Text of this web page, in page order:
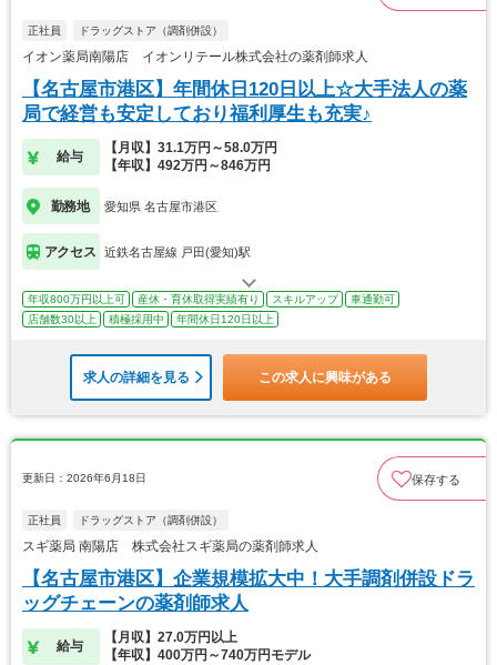
正社員 ドラッグストア（調剤併設）
イオン薬局南陽店 イオンリテール株式会社の薬剤師求人
【名古屋市港区】年間休日120日以上☆大手法人の薬
局で経営も安定しており福利厚生も充実♪
給与
【月収】31.1万円～58.0万円
【年収】492万円～846万円
勤務地 愛知県 名古屋市港区
アクセス 近鉄名古屋線 戸田(愛知)駅
年収800万円以上可 産休・育休取得実績有り スキルアップ
車通勤可
店舗数30以上
積極採用中 年間休日120日以上
求人の詳細を見る この求人に興味がある
更新日：2026年6月18日 保存する
正社員 ドラッグストア（調剤併設）
スギ薬局 南陽店 株式会社スギ薬局の薬剤師求人
【名古屋市港区】企業規模拡大中！大手調剤併設ドラ
ッグチェーンの薬剤師求人
給与
【月収】27.0万円以上
【年収】400万円～740万円モデル